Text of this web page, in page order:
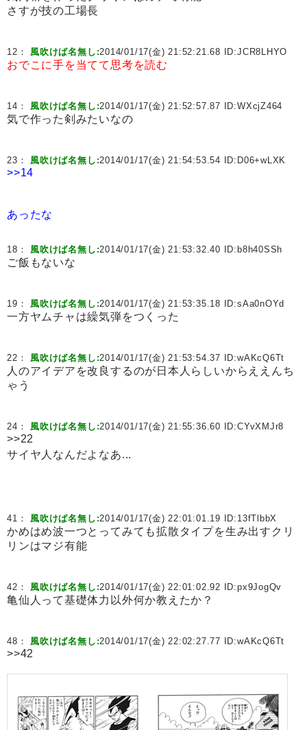
さすが技の工場長
12： 風吹けば名無し:2014/01/17(金) 21:52:21.68 ID:JCR8LHYO
おでこに手を当てて思考を読む
14： 風吹けば名無し:2014/01/17(金) 21:52:57.87 ID:WXcjZ464
気で作った剣みたいなの
23： 風吹けば名無し:2014/01/17(金) 21:54:53.54 ID: D06+wLXK
>>14
あったな
18： 風吹けば名無し:2014/01/17(金) 21:53:32.40 ID: b8h40SSh
ご飯もないな
19： 風吹けば名無し:2014/01/17(金) 21:53:35.18 ID:sAa0nOYd
一方ヤムチャは繰気弾をつくった
22： 風吹けば名無し:2014/01/17(金) 21:53:54.37 ID:wAKcQ6Tt
人のアイデアを改良するのが日本人らしいからええんち
ゃう
24： 風吹けば名無し:2014/01/17(金) 21:55:36.60 ID:CYvXMJr8
>>22
サイヤ人なんだよなあ...
41： 風吹けば名無し:2014/01/17(金) 22:01:01.19 ID: 13fTlbbX
かめはめ波一つとってみても拡散タイプを生み出すクリ
リンはマジ有能
42： 風吹けば名無し:2014/01/17(金) 22:01:02.92 ID:px9JogQv
亀仙人って基礎体力以外何か教えたか？
48： 風吹けば名無し:2014/01/17(金) 22:02:27.77 ID:wAKcQ6Tt
>>42